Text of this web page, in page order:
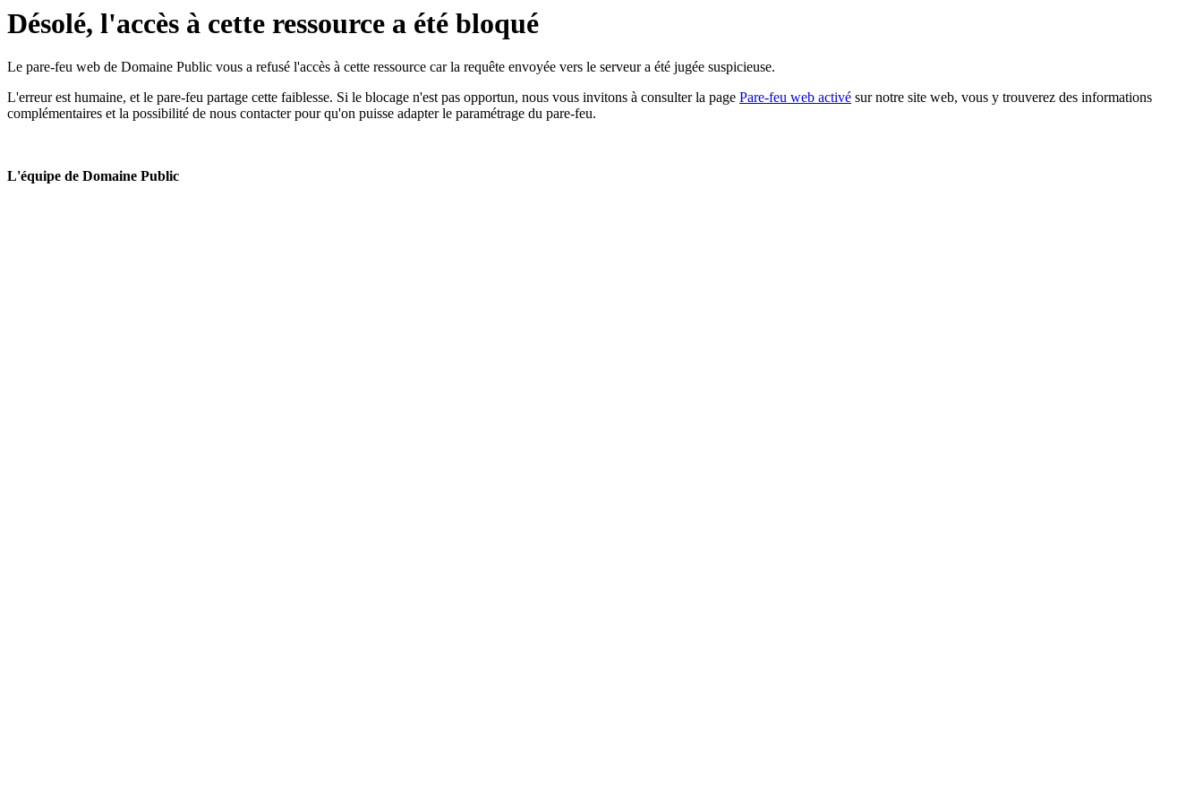
Désolé, l'accès à cette ressource a été bloqué
Le pare-feu web de Domaine Public vous a refusé l'accès à cette ressource car la requête envoyée vers le serveur a été jugée suspicieuse.
L'erreur est humaine, et le pare-feu partage cette faiblesse. Si le blocage n'est pas opportun, nous vous invitons à consulter la page Pare-feu web activé sur notre site web, vous y trouverez des informations
complémentaires et la possibilité de nous contacter pour qu'on puisse adapter le paramétrage du pare-feu.
L'équipe de Domaine Public